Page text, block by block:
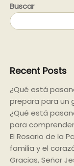
Buscar
Recent Posts
¿Qué está
prepara para un
¿Qué está
para
El Rosario de la
familia y el
Gracias, Señor